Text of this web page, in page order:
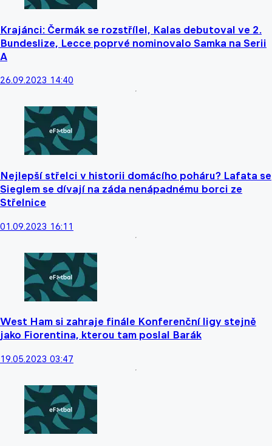
Krajánci: Čermák se rozstřílel, Kalas debutoval ve 2.
Bundeslize, Lecce poprvé nominovalo Samka na Serii
A
26.09.2023 14:40
Nejlepší střelci v historii domácího poháru? Lafata se
Sieglem se dívají na záda nenápadnému borci ze
Střelnice
01.09.2023 16:11
West Ham si zahraje finále Konferenční ligy stejně
jako Fiorentina, kterou tam poslal Barák
19.05.2023 03:47